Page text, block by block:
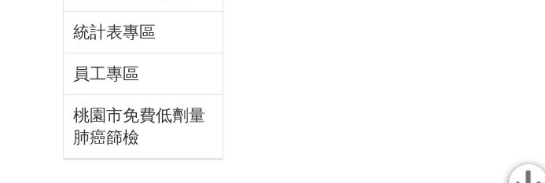
統計表專區
員工專區
桃園市免費低劑量
肺癌篩檢